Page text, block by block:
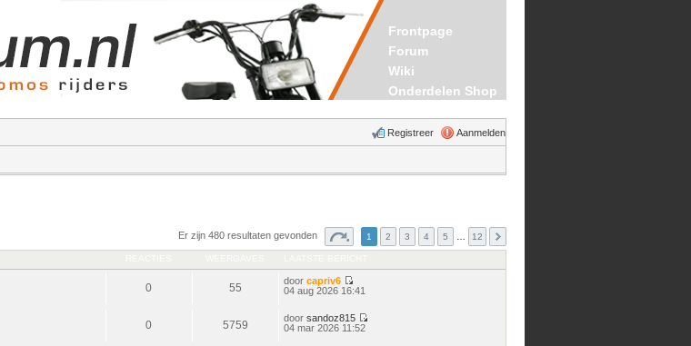
Frontpage
Forum
Wiki
Onderdelen Shop
Aanmelden
Registreer
Er zijn 480 resultaten gevonden 1 2 3 4 5 … 12
0 55
door capriv6
Bekijk
04 aug 2026 16:41
0 5759
door sandoz815
04 mar 2026 11:52